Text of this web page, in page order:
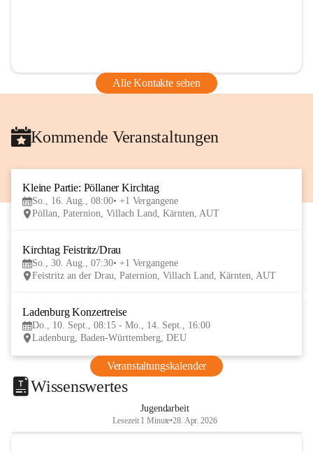
Alle Kontakte sehen
Kommende Veranstaltungen
Kleine Partie: Pöllaner Kirchtag
So., 16. Aug., 08:00 +1 Vergangene
Pöllan, Paternion, Villach Land, Kärnten, AUT
Kirchtag Feistritz/Drau
So., 30. Aug., 07:30 +1 Vergangene
Feistritz an der Drau, Paternion, Villach Land, Kärnten, AUT
Ladenburg Konzertreise
Do., 10. Sept., 08:15 - Mo., 14. Sept., 16:00
Ladenburg, Baden-Württemberg, DEU
Veranstaltungskalender
Wissenswertes
Jugendarbeit
Lesezeit 1 Minute•28. Apr. 2026